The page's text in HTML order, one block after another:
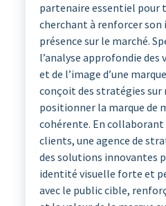
partenaire essentiel pour
cherchant à renforcer son
présence sur le marché.
l’analyse approfondie des
et de l’image d’une
conçoit des stratégies sur
positionner la marque de
cohérente. En
clients, une agence de
des solutions innovantes
identité visuelle forte et
avec le public cible,